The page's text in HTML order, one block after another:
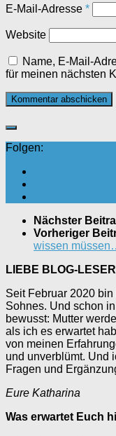
E-Mail-Adresse *
Website
Name, E-Mail-
für meinen nächsten
Folgen:
Nächster
Vorheriger
wissen
LIEBE BLOG-
Seit Februar 2020
Sohnes. Und schon
bewusst: Mutter
als ich es erwartet
von meinen
und unverblümt. Und
Fragen und
Eure Katharina
Was erwartet Euch